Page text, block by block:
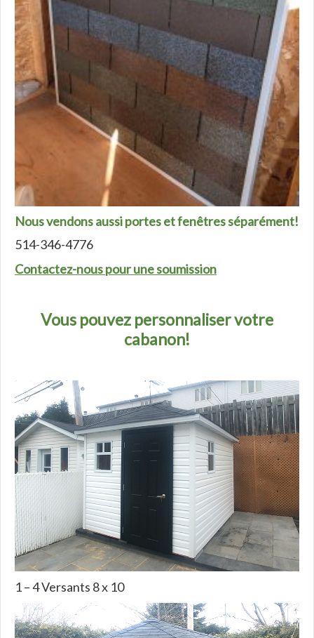
Nous vendons aussi portes et fenêtres séparément!
514-346-4776
Contactez-nous pour une soumission
Vous pouvez personnaliser votre
cabanon!
1 – 4 Versants 8 x 10